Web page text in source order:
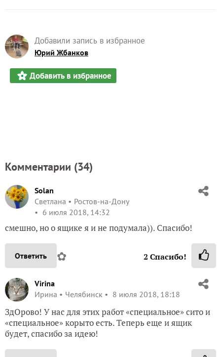
Добавили запись в избранное
Юрий Жбанков
Добавить в избранное
Комментарии (34)
Solan
Светлана
Ростов-на-Дону
6 июля 2018, 14:32
смешно, но о ящике я и не подумала)). Спасибо!
Ответить ✿ 2 Спасибо!
Virina
Ирина
Челябинск 8 июля 2018, 18:18
ЗдОрово! У нас для этих работ «специальное» сито и
«специальное» корыто есть. Теперь еще и ящик
будет, спасибо за идею!